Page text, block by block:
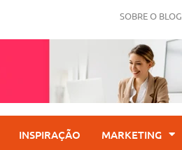
SOBRE O BLOG
INSPIRAÇÃO MARKETING